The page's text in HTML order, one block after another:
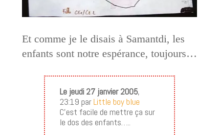
Et comme je le disais à Samantdi, les
enfants sont notre espérance, toujours…
Le jeudi 27 janvier 2005,
23:19 parLittle boy blue
C’est facile de mettre ça sur
le dos des enfants…..